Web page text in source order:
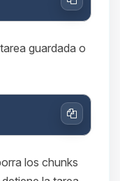
Copiar
guardada o
Copiar
los chunks